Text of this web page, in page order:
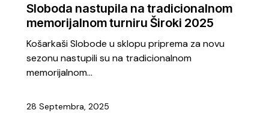
Sloboda nastupila na tradicionalnom
memorijalnom turniru Široki 2025
Košarkaši Slobode u sklopu priprema za novu
sezonu nastupili su na tradicionalnom
memorijalnom…
28 Septembra, 2025